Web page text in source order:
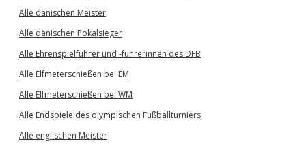
Alle dänischen Meister
Alle dänischen Pokalsieger
Alle Ehrenspielführer und -führerinnen des DFB
Alle Elfmeterschießen bei EM
Alle Elfmeterschießen bei WM
Alle Endspiele des olympischen Fußballturniers
Alle englischen Meister